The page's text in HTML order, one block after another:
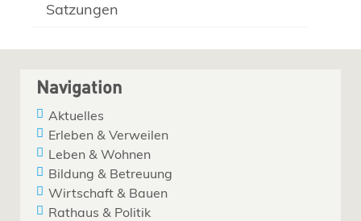
Satzungen
Navigation
Aktuelles
Erleben & Verweilen
Leben & Wohnen
Bildung & Betreuung
Wirtschaft & Bauen
Rathaus & Politik